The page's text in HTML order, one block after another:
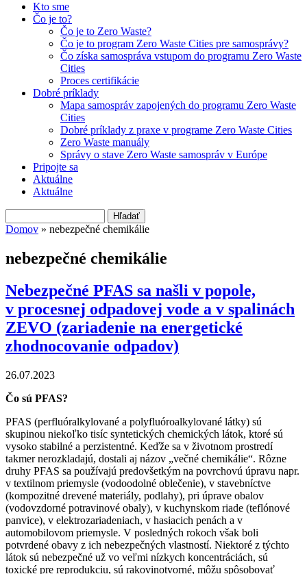
Kto sme
Čo je to?
Čo je to Zero Waste?
Čo je to program Zero Waste Cities pre samosprávy?
Čo získa samospráva vstupom do programu Zero Waste
Cities
Proces certifikácie
Dobré príklady
Mapa samospráv zapojených do programu Zero Waste
Cities
Dobré príklady z praxe v programe Zero Waste Cities
Zero Waste manuály
Správy o stave Zero Waste samospráv v Európe
Pripojte sa
Aktuálne
Aktuálne
Vyhľadávanie
Domov » nebezpečné chemikálie
nebezpečné chemikálie
Nebezpečné PFAS sa našli v popole,
v procesnej odpadovej vode a v spalinách
ZEVO (zariadenie na energetické
zhodnocovanie odpadov)
26.07.2023
Čo sú PFAS?
PFAS (perfluóralkylované a polyfluóroalkylované látky) sú
skupinou niekoľko tisíc syntetických chemických látok, ktoré sú
vysoko stabilné a perzistentné. Keďže sa v životnom prostredí
takmer nerozkladajú, dostali aj názov „večné chemikálie“. Rôzne
druhy PFAS sa používajú predovšetkým na povrchovú úpravu napr.
v textilnom priemysle (vodoodolné oblečenie), v stavebníctve
(kompozitné drevené materiály, podlahy), pri úprave obalov
(vodovzdorné potravinové obaly), v kuchynskom riade (teflónové
panvice), v elektrozariadeniach, v hasiacich penách a v
automobilovom priemysle. V posledných rokoch však boli
potvrdené obavy z ich nebezpečných vlastností. Niektoré z týchto
látok sú nebezpečné už vo veľmi nízkych koncentráciách, sú
toxické pre reprodukciu, sú rakovinotvorné, môžu spôsobovať